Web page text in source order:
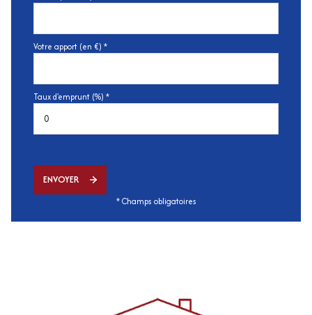
Votre apport (en €) *
Taux d'emprunt (%) *
ENVOYER
* Champs obligatoires